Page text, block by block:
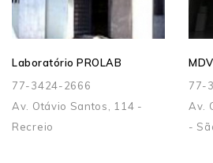
Laboratório PROLAB
77-3424-2666
Av. Otávio Santos, 114 -
Recreio
77-
Av.
-